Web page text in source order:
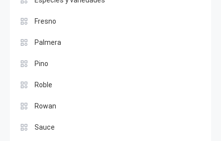
Fresno
Palmera
Pino
Roble
Rowan
Sauce